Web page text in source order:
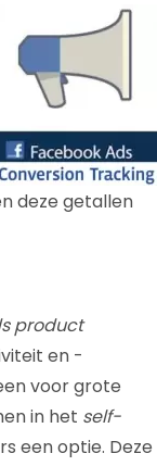
deze getallen
product
en -
voor grote
in het self-
een optie. Deze